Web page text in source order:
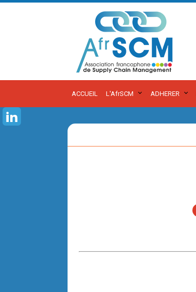
ACCUEIL L'AfrSCM ADHERER